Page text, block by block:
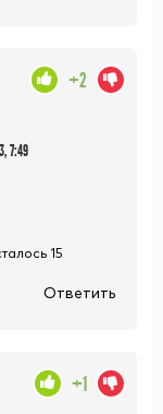
7:49
+2
15
Ответить
+1